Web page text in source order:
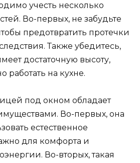
учесть несколько
Во-первых, не забудьте
предотвратить протечки
Также убедитесь,
достаточную высоту,
работать на кухне.
под окном обладает
Во-первых, она
естественное
для комфорта и
Во-вторых, такая